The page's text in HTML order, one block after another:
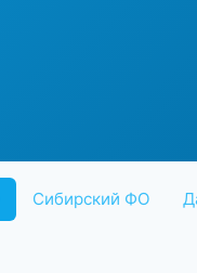
Сибирский ФО